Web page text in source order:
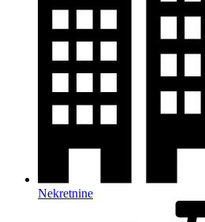
Nekretnine